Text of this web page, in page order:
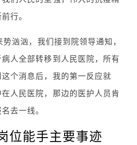
行。
汹汹，我们接到院领导通知，
人全部转移到人民医院，所有
个消息后，我的第一反应就
人民医院，那边的医护人员肯
去一线。
位能手主要事迹